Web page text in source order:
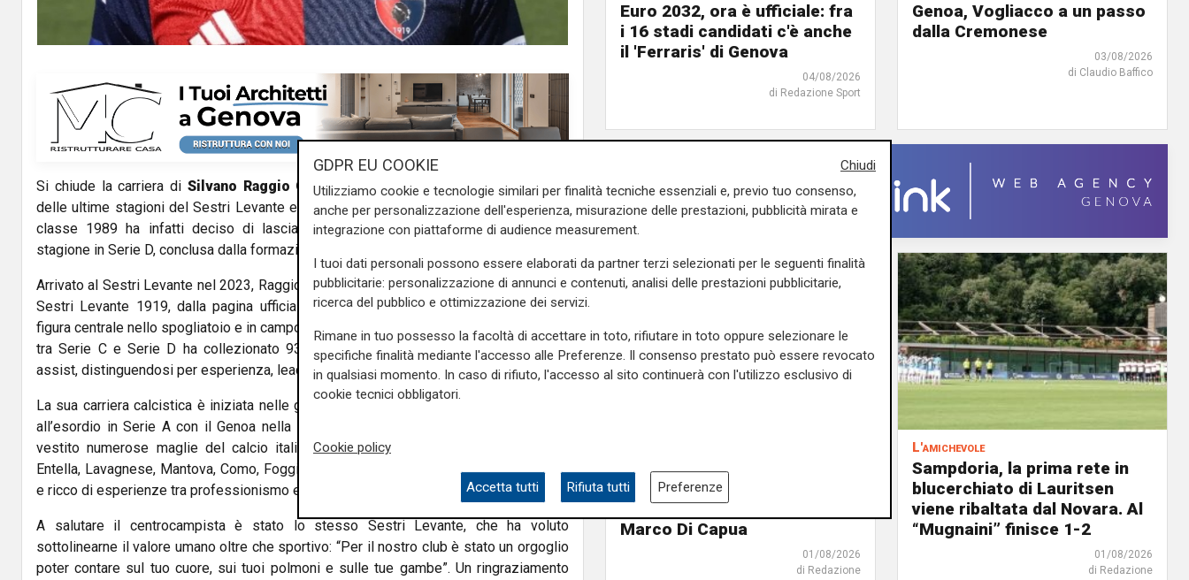
Si chiude la carriera di Silvano Raggio Garibaldi, uno dei volti più rappresentativi
delle ultime stagioni del Sestri Levante e del calcio ligure recente. Il centrocampista
classe 1989 ha infatti deciso di lasciare il calcio giocato al termine dell’ultima
stagione in Serie D, conclusa dalla formazione rossoblù al sesto posto.
Arrivato al Sestri Levante nel 2023, Raggio Garibaldi (foto per gentile concessione US
Sestri Levante 1919, dalla pagina ufficiale Facebook) è diventato rapidamente una
figura centrale nello spogliatoio e in campo. In quattro stagioni complessive con il club
tra Serie C e Serie D ha collezionato 93 presenze, segnando 2 gol e fornendo 2
assist, distinguendosi per esperienza, leadership e spirito di sacrificio.
La sua carriera calcistica è iniziata nelle giovanili dell’Entella, per poi proseguire fino
all’esordio in Serie A con il Genoa nella stagione 2007/08. Nel corso degli anni ha
vestito numerose maglie del calcio italiano, tra cui Pisa, Sorrento, Gubbio, Virtus
Entella, Lavagnese, Mantova, Como, Foggia e Seregno, costruendo un percorso lungo
e ricco di esperienze tra professionismo e dilettantismo.
A salutare il centrocampista è stato lo stesso Sestri Levante, che ha voluto
sottolinearne il valore umano oltre che sportivo: “Per il nostro club è stato un orgoglio
poter contare sul tuo cuore, sui tuoi polmoni e sulle tue gambe”. Un ringraziamento
Euro 2032, ora è ufficiale: fra
i 16 stadi candidati c'è anche
il 'Ferraris' di Genova
04/08/2026
di Redazione Sport
Genoa, Vogliacco a un passo
dalla Cremonese
03/08/2026
di Claudio Baffico
Chiavari ritrova la piscina
olimpionica: inaugurato il
nuovo impianto dedicato a
Marco Di Capua
01/08/2026
di Redazione
L'amichevole
Sampdoria, la prima rete in
blucerchiato di Lauritsen
viene ribaltata dal Novara. Al
“Mugnaini” finisce 1-2
01/08/2026
di Redazione
Chiudi
GDPR EU COOKIE
Utilizziamo cookie e tecnologie similari per finalità tecniche essenziali e, previo tuo consenso,
anche per personalizzazione dell'esperienza, misurazione delle prestazioni, pubblicità mirata e
integrazione con piattaforme di audience measurement.
I tuoi dati personali possono essere elaborati da partner terzi selezionati per le seguenti finalità
pubblicitarie: personalizzazione di annunci e contenuti, analisi delle prestazioni pubblicitarie,
ricerca del pubblico e ottimizzazione dei servizi.
Rimane in tuo possesso la facoltà di accettare in toto, rifiutare in toto oppure selezionare le
specifiche finalità mediante l'accesso alle Preferenze. Il consenso prestato può essere revocato
in qualsiasi momento. In caso di rifiuto, l'accesso al sito continuerà con l'utilizzo esclusivo di
cookie tecnici obbligatori.
Cookie policy
Accetta tutti Rifiuta tutti Preferenze